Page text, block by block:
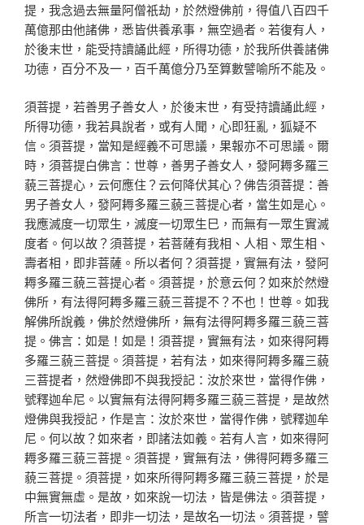
提，我念過去無量阿僧祇劫，於然燈佛前，得值八百四千
萬億那由他諸佛，悉皆供養承事，無空過者。若復有人，
於後末世，能受持讀誦此經，所得功德，於我所供養諸佛
功德，百分不及一，百千萬億分乃至算數譬喻所不能及。
須菩提，若善男子善女人，於後末世，有受持讀誦此經，
所得功德，我若具說者，或有人聞，心即狂亂，狐疑不
信。須菩提，當知是經義不可思議，果報亦不可思議。爾
時，須菩提白佛言：世尊，善男子善女人，發阿耨多羅三
藐三菩提心，云何應住？云何降伏其心？佛告須菩提：善
男子善女人，發阿耨多羅三藐三菩提心者，當生如是心。
我應滅度一切眾生，滅度一切眾生巳，而無有一眾生實滅
度者。何以故？須菩提，若菩薩有我相、人相、眾生相、
壽者相，即非菩薩。所以者何？須菩提，實無有法，發阿
耨多羅三藐三菩提心者。須菩提，於意云何？如來於然燈
佛所，有法得阿耨多羅三藐三菩提不？不也！世尊。如我
解佛所說義，佛於然燈佛所，無有法得阿耨多羅三藐三菩
提。佛言：如是！如是！須菩提，實無有法，如來得阿耨
多羅三藐三菩提。須菩提，若有法，如來得阿耨多羅三藐
三菩提者，然燈佛即不與我授記：汝於來世，當得作佛，
號釋迦牟尼。以實無有法得阿耨多羅三藐三菩提，是故然
燈佛與我授記，作是言：汝於來世，當得作佛，號釋迦牟
尼。何以故？如來者，即諸法如義。若有人言，如來得阿
耨多羅三藐三菩提。須菩提，實無有法，佛得阿耨多羅三
藐三菩提。須菩提，如來所得阿耨多羅三藐三菩提，於是
中無實無虛。是故，如來說一切法，皆是佛法。須菩提，
所言一切法者，即非一切法，是故名一切法。須菩提，譬